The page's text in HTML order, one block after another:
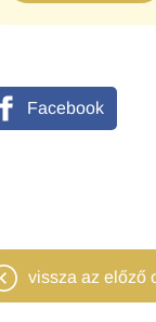
Facebook
vissza az előző